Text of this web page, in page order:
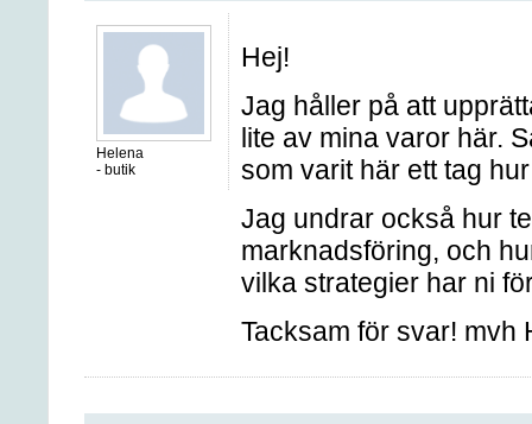
Helena
- butik
Hej!
Jag håller på att
lite av mina varor här.
som varit här ett tag
Jag undrar också hur
marknadsföring, och
vilka strategier har ni
Tacksam för svar! mvh